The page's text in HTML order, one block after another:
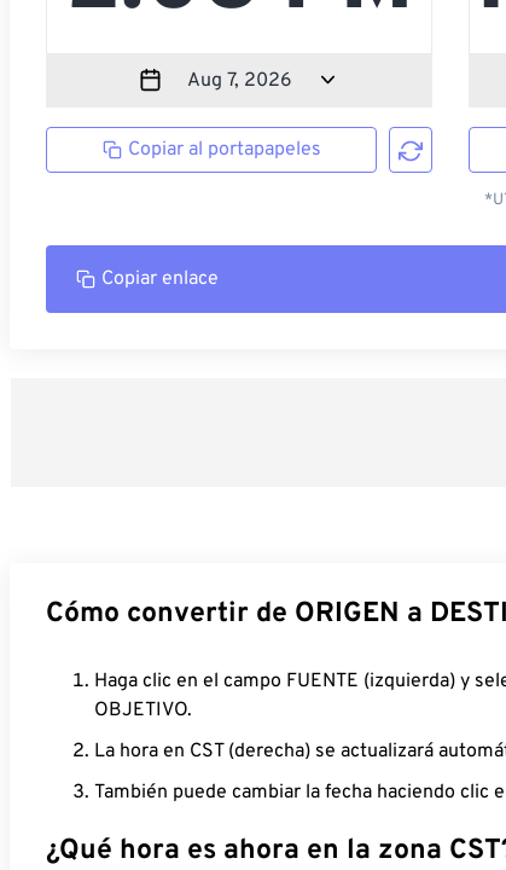
Copiar al portapapeles
Copiar enlace
Cómo convertir de ORIGEN a
Haga clic en el campo FUENTE (izquierda) y
OBJETIVO.
La hora en CST (derecha) se actualizará
También puede cambiar la fecha haciendo clic
¿Qué hora es ahora en la zona